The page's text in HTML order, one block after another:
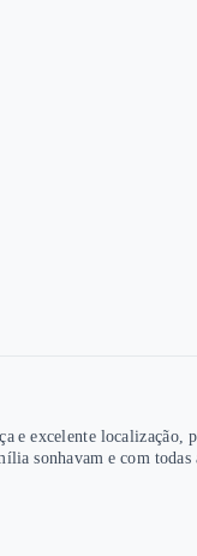
e excelente localização,
sonhavam e com todas